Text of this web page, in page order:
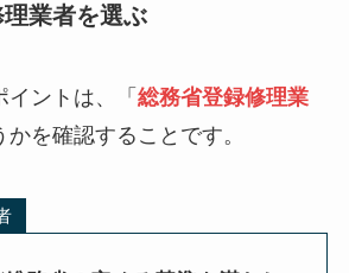
業者を選ぶ
ントは、「 総務省登録修理業
を確認することです。